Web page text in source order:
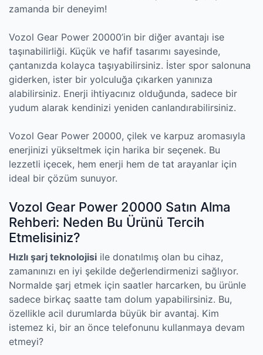
zamanda bir deneyim!
Vozol Gear Power 20000’in bir diğer avantajı ise
taşınabilirliği. Küçük ve hafif tasarımı sayesinde,
çantanızda kolayca taşıyabilirsiniz. İster spor salonuna
giderken, ister bir yolculuğa çıkarken yanınıza
alabilirsiniz. Enerji ihtiyacınız olduğunda, sadece bir
yudum alarak kendinizi yeniden canlandırabilirsiniz.
Vozol Gear Power 20000, çilek ve karpuz aromasıyla
enerjinizi yükseltmek için harika bir seçenek. Bu
lezzetli içecek, hem enerji hem de tat arayanlar için
ideal bir çözüm sunuyor.
Vozol Gear Power 20000 Satın Alma
Rehberi: Neden Bu Ürünü Tercih
Etmelisiniz?
Hızlı şarj teknolojisi ile donatılmış olan bu cihaz,
zamanınızı en iyi şekilde değerlendirmenizi sağlıyor.
Normalde şarj etmek için saatler harcarken, bu ürünle
sadece birkaç saatte tam dolum yapabilirsiniz. Bu,
özellikle acil durumlarda büyük bir avantaj. Kim
istemez ki, bir an önce telefonunu kullanmaya devam
etmeyi?